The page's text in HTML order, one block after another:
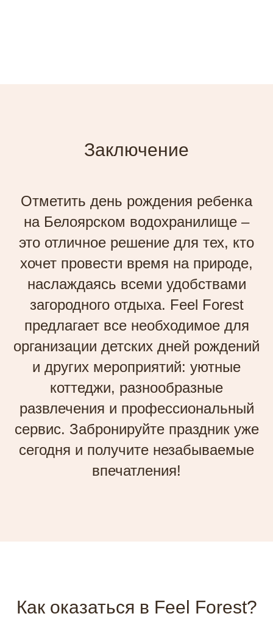
Заключение
Отметить день рождения ребенка
на Белоярском водохранилище –
это отличное решение для тех, кто
хочет провести время на природе,
наслаждаясь всеми удобствами
загородного отдыха. Feel Forest
предлагает все необходимое для
организации детских дней рождений
и других мероприятий: уютные
коттеджи, разнообразные
развлечения и профессиональный
сервис. Забронируйте праздник уже
сегодня и получите незабываемые
впечатления!
Как оказаться в Feel Forest?